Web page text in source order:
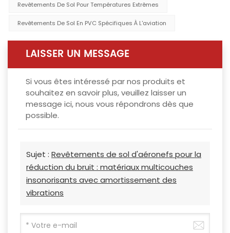
Revêtements De Sol Pour Températures Extrêmes
Revêtements De Sol En PVC Spécifiques À L'aviation
LAISSER UN MESSAGE
Si vous êtes intéressé par nos produits et
souhaitez en savoir plus, veuillez laisser un
message ici, nous vous répondrons dès que
possible.
Sujet : Revêtements de sol d'aéronefs pour la
réduction du bruit : matériaux multicouches
insonorisants avec amortissement des
vibrations